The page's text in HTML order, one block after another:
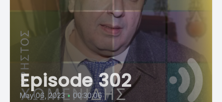
Episode 302
May 06, 2023 • 00:30:06